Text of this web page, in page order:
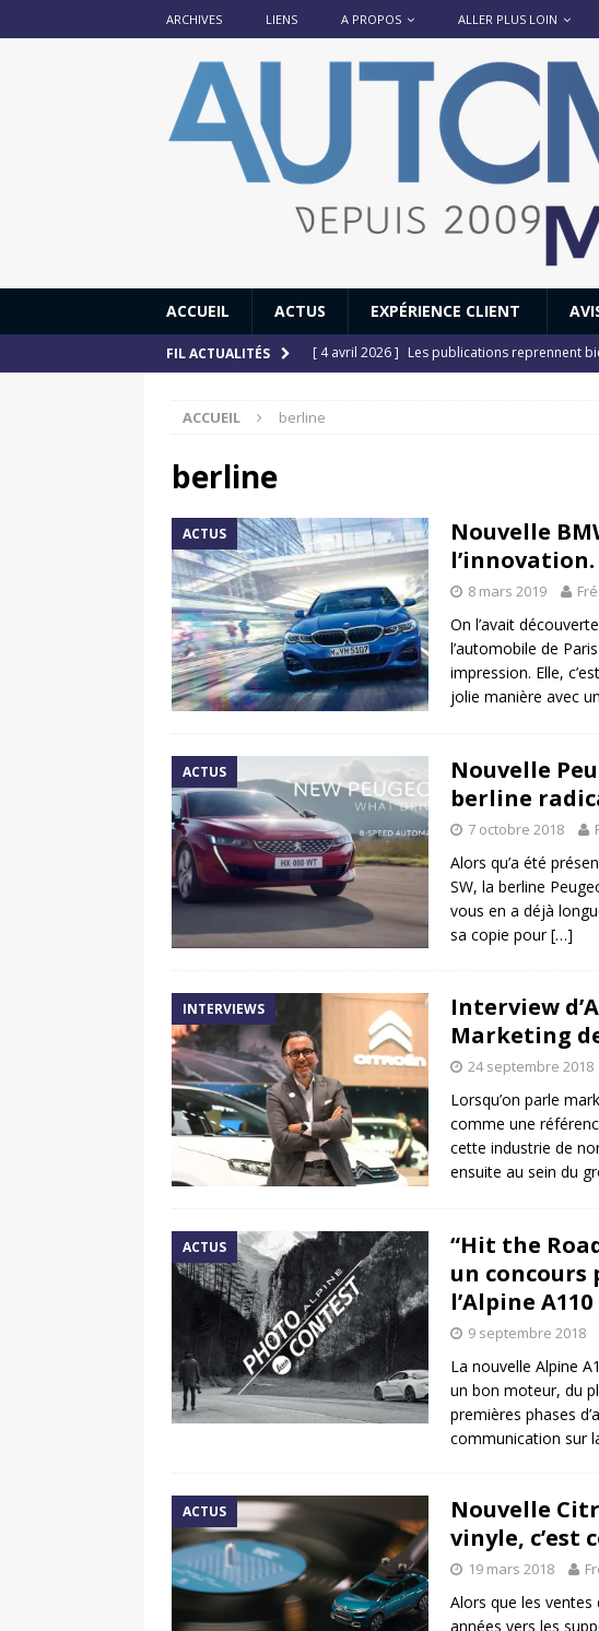
ARCHIVES LIENS A PROPOS ALLER PLUS LOIN
ACCUEIL ACTUS EXPÉRIENCE CLIENT
FIL ACTUALITÉS [ 4 avril 2026 ] Les publications reprennent
[ 12 juillet 2025 ]
[ 11 avril 2020 ] #StayHome : Honda
ACCUEIL berline
berline
ACTUS
Nouvelle
l’innovation.
8 mars 2019
On l’avait
l’automobile de
impression. Elle,
jolie manière avec
ACTUS
Nouvelle
berline
7 octobre 2018
Alors qu’a été
SW, la berline
vous en a déjà
sa copie pour[…]
INTERVIEWS
Interview
Marketing
24 septembre 2018
Lorsqu’on parle
comme une
cette industrie de
ensuite au sein du
ACTUS
“Hit the
un
l’Alpine A110
9 septembre 2018
La nouvelle Alpine
un bon moteur, du
premières phases
communication sur
ACTUS
Nouvelle
vinyle, c’est
19 mars 2018
Alors que les ventes
années vers les